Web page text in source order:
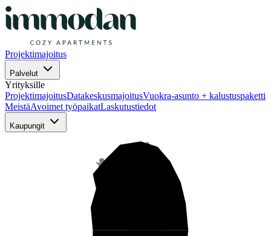
Projektimajoitus
Palvelut
Yrityksille
ProjektimajoitusDatakeskusmajoitusVuokra-asunto + kalustuspaketti
MeistäAvoimet työpaikatLaskutustiedot
Kaupungit